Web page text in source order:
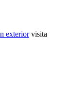
exteriorvisita